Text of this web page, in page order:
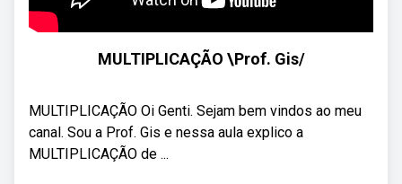
MULTIPLICAÇÃO \Prof. Gis/
MULTIPLICAÇÃO Oi Genti. Sejam bem vindos ao meu
canal. Sou a Prof. Gis e nessa aula explico a
MULTIPLICAÇÃO de ...